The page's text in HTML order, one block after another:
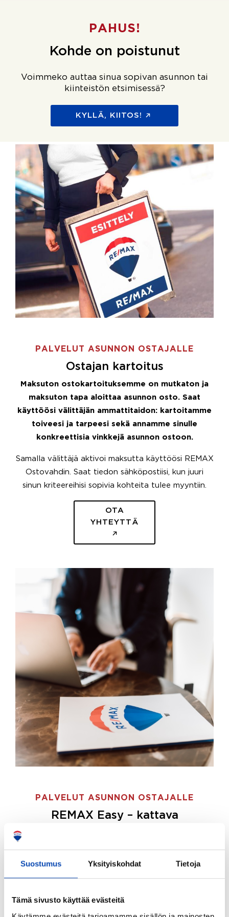
Suostumus Yksityiskohdat Tietoja
Tämä sivusto käyttää evästeitä
PAHUS!
Kohde on poistunut
Voimmeko auttaa sinua sopivan asunnon tai
kiinteistön etsimisessä?
KYLLÄ, KIITOS!
PALVELUT ASUNNON OSTAJALLE
Ostajan kartoitus
Maksuton ostokartoituksemme on mutkaton ja
maksuton tapa aloittaa asunnon osto. Saat
käyttöösi välittäjän ammattitaidon: kartoitamme
toiveesi ja tarpeesi sekä annamme sinulle
konkreettisia vinkkejä asunnon ostoon.
Samalla välittäjä aktivoi maksutta käyttöösi REMAX
Ostovahdin. Saat tiedon sähköpostiisi, kun juuri
sinun kriteereihisi sopivia kohteita tulee myyntiin.
OTA
YHTEYTTÄ
PALVELUT ASUNNON OSTAJALLE
REMAX Easy – kattava
ostajille.
Tee ostotoimeksianto ja etsimme juuri